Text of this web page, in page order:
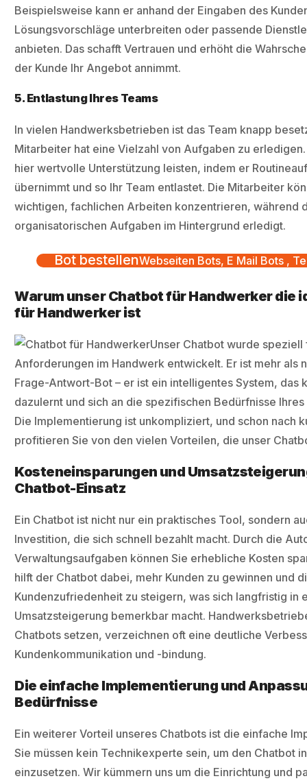
Beispielsweise kann er anhand der Eingaben des
Lösungsvorschläge unterbreiten oder passende
anbieten. Das schafft Vertrauen und erhöht die
der Kunde Ihr Angebot annimmt.
5. Entlastung Ihres Teams
In vielen Handwerksbetrieben ist das Team knapp
Mitarbeiter hat eine Vielzahl von Aufgaben zu
hier wertvolle Unterstützung leisten, indem er
übernimmt und so Ihr Team entlastet. Die Mitarbeiter
wichtigen, fachlichen Arbeiten konzentrieren, während
organisatorischen Aufgaben im Hintergrund erledigt.
Bot bestellenWebseiten Bots, E Mail Bots ,
Warum unser Chatbot für Handwerker die
für Handwerker ist
Unser Chatbot wurde speziell
Anforderungen im Handwerk entwickelt. Er ist mehr als
Frage-Antwort-Bot – er ist ein intelligentes System, das
dazulernt und sich an die spezifischen Bedürfnisse
Die Implementierung ist unkompliziert, und schon nach
profitieren Sie von den vielen Vorteilen, die unser
Kosteneinsparungen und
Chatbot-Einsatz
Ein Chatbot ist nicht nur ein praktisches Tool, sondern
Investition, die sich schnell bezahlt macht. Durch die
Verwaltungsaufgaben können Sie erhebliche Kosten
hilft der Chatbot dabei, mehr Kunden zu gewinnen und
Kundenzufriedenheit zu steigern, was sich langfristig in
Umsatzsteigerung bemerkbar macht.
Chatbots setzen, verzeichnen oft eine deutliche
Kundenkommunikation und -bindung.
Die einfache Implementierung und
Bedürfnisse
Ein weiterer Vorteil unseres Chatbots ist die einfache
Sie müssen kein Technikexperte sein, um den Chatbot
einzusetzen. Wir kümmern uns um die Einrichtung und